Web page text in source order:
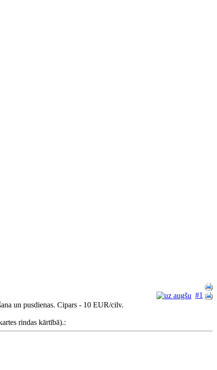
#1
un pusdienas. Cipars - 10 EUR/cilv.
rindas kārtībā).: